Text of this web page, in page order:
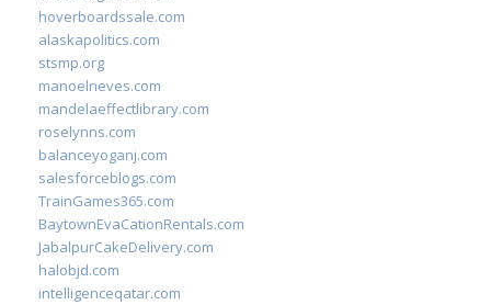
hoverboardssale.com
alaskapolitics.com
stsmp.org
manoelneves.com
mandelaeffectlibrary.com
roselynns.com
balanceyoganj.com
salesforceblogs.com
TrainGames365.com
BaytownEvaCationRentals.com
JabalpurCakeDelivery.com
halobjd.com
intelligenceqatar.com